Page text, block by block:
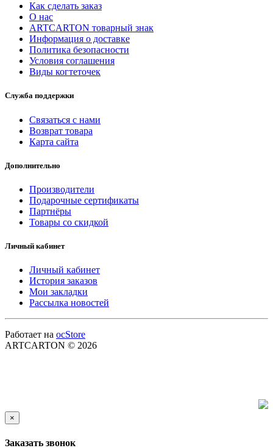
Как сделать заказ
О нас
ARTCARTON товарный знак
Информация о доставке
Политика безопасности
Условия соглашения
Виды когтеточек
Служба поддержки
Связаться с нами
Возврат товара
Карта сайта
Дополнительно
Производители
Подарочные сертификаты
Партнёры
Товары со скидкой
Личный кабинет
Личный кабинет
История заказов
Мои закладки
Рассылка новостей
Работает на ocStore
ARTCARTON © 2026
×
Заказать звонок